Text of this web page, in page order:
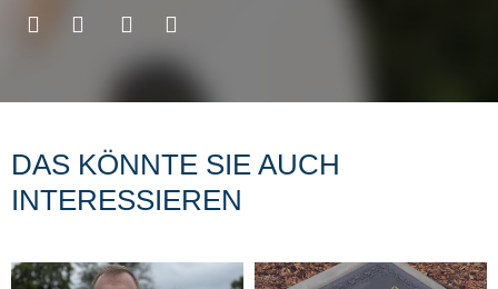
DAS KÖNNTE SIE AUCH
INTERESSIEREN